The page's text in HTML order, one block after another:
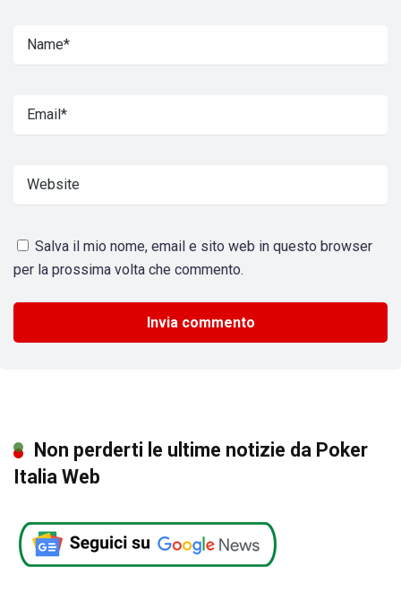
Salva il mio nome, email e sito web in questo browser
per la prossima volta che commento.
Non perderti le ultime notizie da Poker
Italia Web